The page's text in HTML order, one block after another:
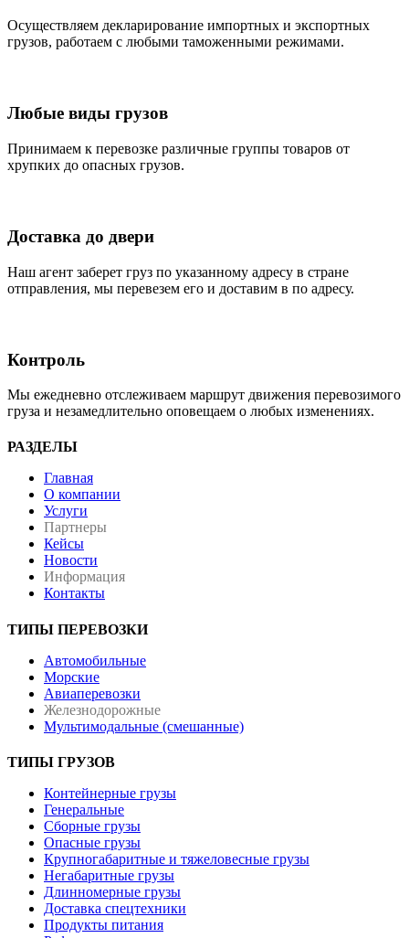
Осуществляем декларирование импортных и экспортных
грузов, работаем с любыми таможенными режимами.
Любые виды грузов
Принимаем к перевозке различные группы товаров от
хрупких до опасных грузов.
Доставка до двери
Наш агент заберет груз по указанному адресу в стране
отправления, мы перевезем его и доставим в по адресу.
Контроль
Мы ежедневно отслеживаем маршрут движения перевозимого
груза и незамедлительно оповещаем о любых изменениях.
РАЗДЕЛЫ
Главная
О компании
Услуги
Партнеры
Кейсы
Новости
Информация
Контакты
ТИПЫ ПЕРЕВОЗКИ
Автомобильные
Морские
Авиаперевозки
Железнодорожные
Мультимодальные (смешанные)
ТИПЫ ГРУЗОВ
Контейнерные грузы
Генеральные
Сборные грузы
Опасные грузы
Крупногабаритные и тяжеловесные грузы
Негабаритные грузы
Длинномерные грузы
Доставка спецтехники
Продукты питания